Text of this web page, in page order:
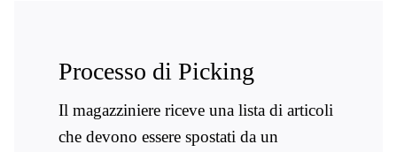
Processo di
Il magazziniere riceve una lista di articoli
che devono essere spostati da un